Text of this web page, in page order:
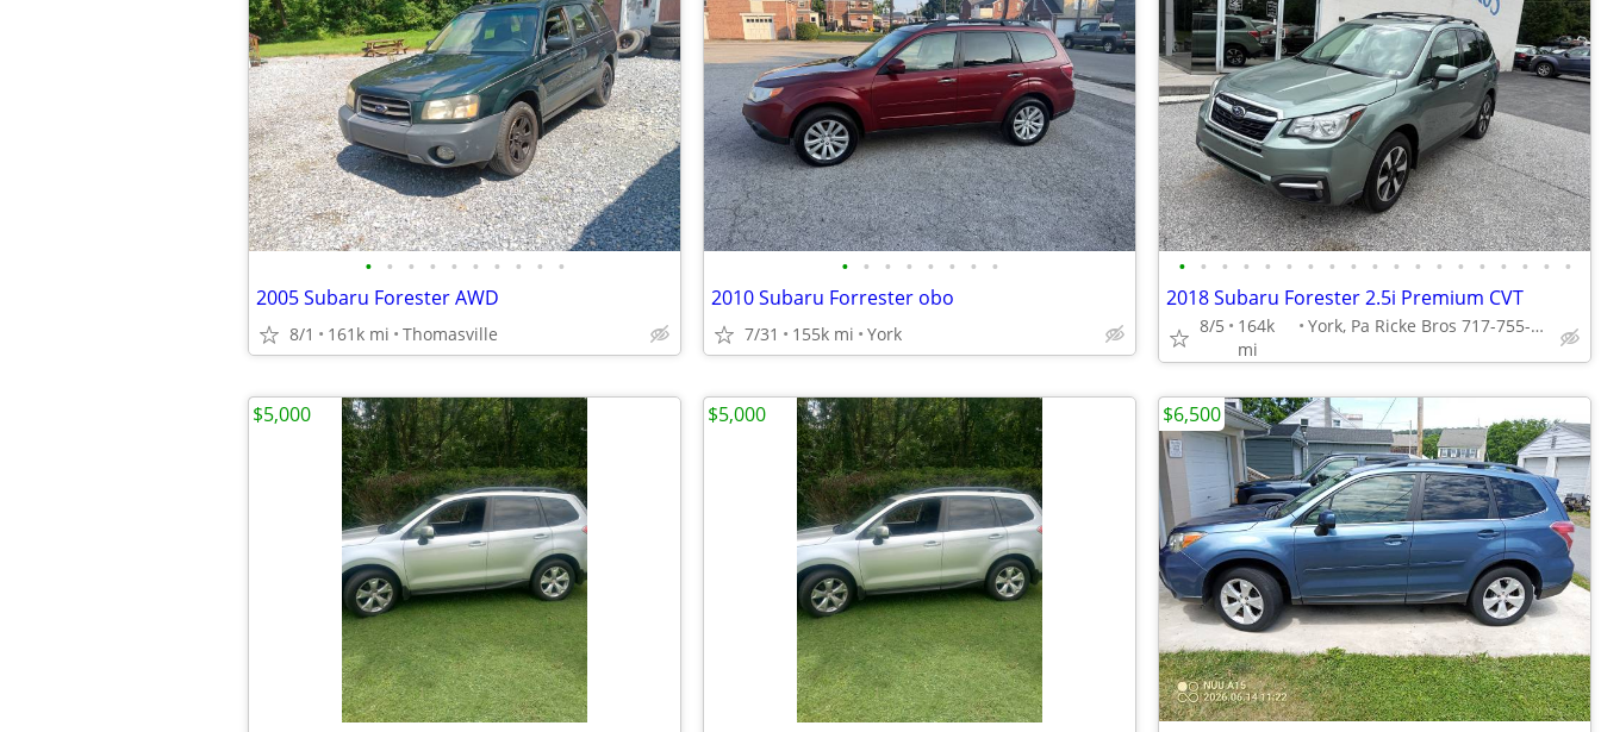
• • • • • • • • • •
2005 Subaru Forester AWD
8/1 161k mi Thomasville
• • • • • • • •
2010 Subaru Forrester obo
7/31 155k mi York
• • • • • • • • • • • • • • • • • • •
2018 Subaru Forester 2.5i Premium CVT
8/5
164k
mi
York, Pa Ricke Bros 717-755-6199
$5,000 $5,000 $6,500